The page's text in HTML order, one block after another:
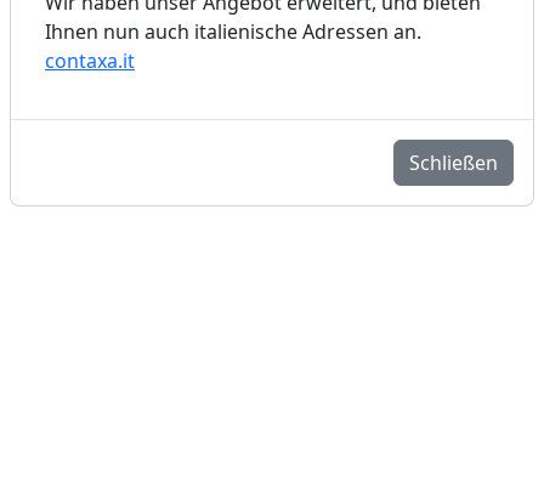
Ihnen nun auch italienische Adressen an.
contaxa.it
Schließen